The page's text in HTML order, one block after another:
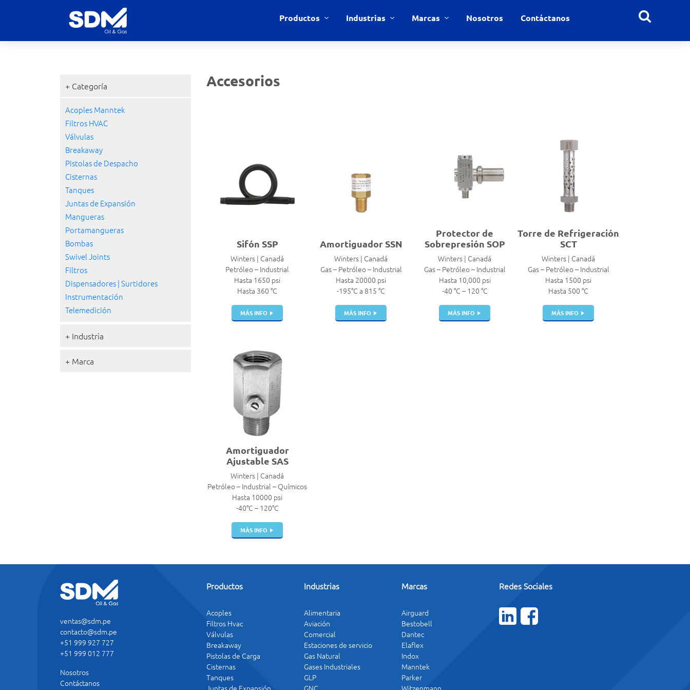
Productos Industrias Marcas Nosotros Contáctanos
+ Categoría
Acoples Manntek
Filtros HVAC
Válvulas
Breakaway
Pistolas de Despacho
Cisternas
Tanques
Juntas de Expansión
Mangueras
Portamangueras
Bombas
Swivel Joints
Filtros
Dispensadores | Surtidores
Instrumentación
Telemedición
+ Industria
+ Marca
Accesorios
Sifón SSP
Winters | Canadá
Petróleo – Industrial
Hasta 1650 psi
Hasta 360 °C
MÁS INFO
Amortiguador SSN
Winters | Canadá
Gas – Petróleo – Industrial
Hasta 20000 psi
-195°C a 815 °C
MÁS INFO
Protector de
Sobrepresión SOP
Winters | Canadá
Gas – Petróleo – Industrial
Hasta 10,000 psi
-40 °C – 120 °C
MÁS INFO
Torre de Refrigeración
SCT
Winters | Canadá
Gas – Petróleo – Industrial
Hasta 1500 psi
Hasta 500 °C
MÁS INFO
Amortiguador
Ajustable SAS
Winters | Canadá
Petróleo – Industrial – Químicos
Hasta 10000 psi
-40°C – 120°C
MÁS INFO
ventas@sdm.pe
contacto@sdm.pe
+51 999 927 727
+51 999 012 777
Nosotros
Contáctanos
Productos
Acoples
Filtros Hvac
Válvulas
Breakaway
Pistolas de Carga
Cisternas
Tanques
Juntas de Expansión
Industrias
Alimentaria
Aviación
Comercial
Estaciones de servicio
Gas Natural
Gases Industriales
GLP
GNC
Marcas
Airguard
Bestobell
Dantec
Elaflex
Indox
Manntek
Parker
Witzenmann
Redes Sociales